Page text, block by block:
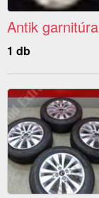
Antik garnitúra
1 db